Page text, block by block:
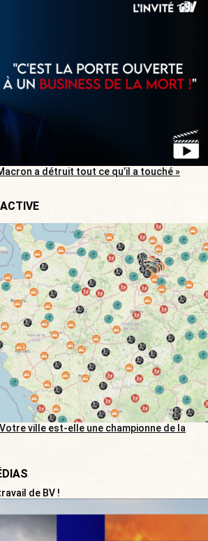
Macron a détruit tout ce qu’il a touché »
Votre ville est-elle une championne de la
de BV !